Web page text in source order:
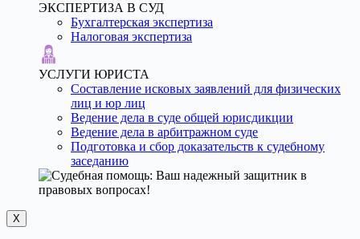
ЭКСПЕРТИЗА В СУД
Бухгалтерская экспертиза
Налоговая экспертиза
УСЛУГИ ЮРИСТА
Составление исковых заявлений для физических
лиц и юр лиц
Ведение дела в суде общей юрисдикции
Ведение дела в арбитражном суде
Подготовка и сбор доказательств к судебному
заседанию
X